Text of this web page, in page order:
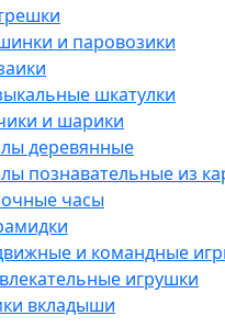
и паровозики
шкатулки
и шарики
деревянные
познавательные из
часы
и командные
игрушки
вкладыши